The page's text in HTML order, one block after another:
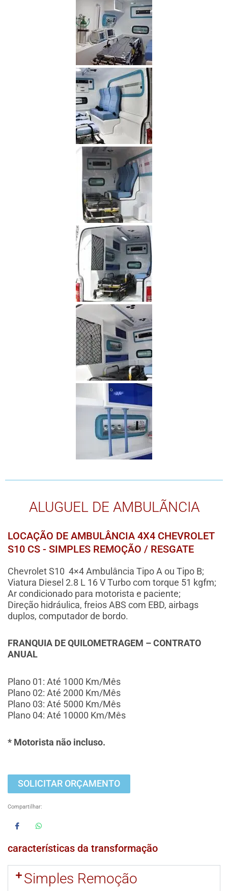
ALUGUEL DE AMBULÃNCIA
LOCAÇÃO DE AMBULÂNCIA 4X4 CHEVROLET
S10 CS - SIMPLES REMOÇÃO / RESGATE
Chevrolet S10 4×4 Ambulância Tipo A ou Tipo B;
Viatura Diesel 2.8 L 16 V Turbo com torque 51 kgfm;
Ar condicionado para motorista e paciente;
Direção hidráulica, freios ABS com EBD, airbags
duplos, computador de bordo.
FRANQUIA DE QUILOMETRAGEM – CONTRATO
ANUAL
Plano 01: Até 1000 Km/Mês
Plano 02: Até 2000 Km/Mês
Plano 03: Até 5000 Km/Mês
Plano 04: Até 10000 Km/Mês
* Motorista não incluso.
SOLICITAR ORÇAMENTO
Compartilhar:
características da transformação
Simples Remoção